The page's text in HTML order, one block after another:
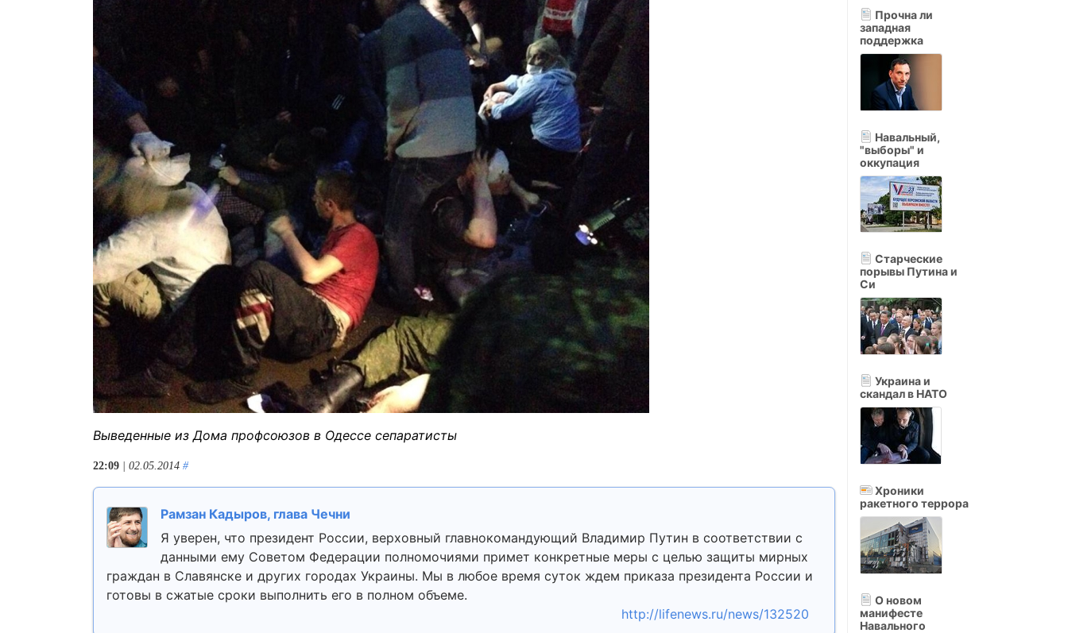
Выведенные из Дома профсоюзов в Одессе сепаратисты
22:09 | 02.05.2014 #
Рамзан Кадыров, глава Чечни
Я уверен, что президент России, верховный главнокомандующий Владимир Путин в соответствии с
данными ему Советом Федерации полномочиями примет конкретные меры с целью защиты мирных
граждан в Славянске и других городах Украины. Мы в любое время суток ждем приказа президента России и
готовы в сжатые сроки выполнить его в полном объеме.
http://lifenews.ru/news/132520
Прочна ли
западная
поддержка
Навальный,
"выборы" и
оккупация
Старческие
порывы Путина и
Си
Украина и
скандал в НАТО
Хроники
ракетного террора
О новом
манифесте
Навального